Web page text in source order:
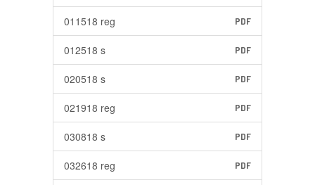
011518 reg PDF
012518 s PDF
020518 s PDF
021918 reg PDF
030818 s PDF
032618 reg PDF